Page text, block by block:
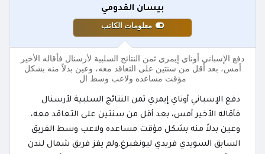
بيسان القدومي
معلومات الكاتب
دفع الإسباني أوناي إيمري ثمن النتائج السلبية لأرسنال فأقاله الأخير
أمس، بعد أقل من سنتين على التعاقد معه، وعين بدلاً منه بشكل
مؤقت مساعده ولاعب وسط ال
دفع الإسباني أوناي إيمري ثمن النتائج السلبية لأرسنال
فأقاله الأخير أمس، بعد أقل من سنتين على التعاقد معه،
وعين بدلاً منه بشكل مؤقت مساعده ولاعب وسط الفريق
السابق السويدي فريدي ليونغبرغ.ولم يفز فريق شمال لندن